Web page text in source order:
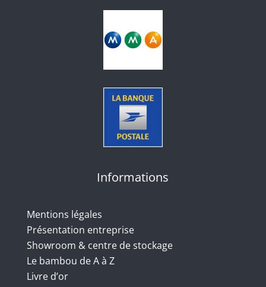
Informations
Mentions légales
Présentation entreprise
Showroom & centre de stockage
Le bambou de A à Z
Livre d’or